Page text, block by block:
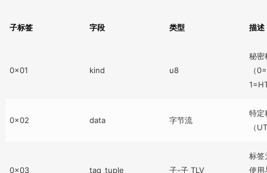
子标签 字段 类型 描述
0x01 kind u8
秘密
（
0x02 data 字节流
特定
（
0x03 tag_tuple 子-子 TLV
标签
使用